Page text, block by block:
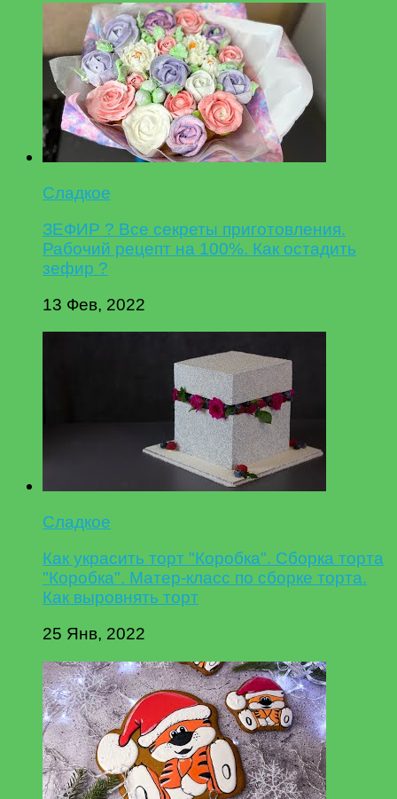
Сладкое
ЗЕФИР ? Все секреты приготовления.
Рабочий рецепт на 100%. Как остадить
зефир ?
13 Фев, 2022
Сладкое
Как украсить торт "Коробка". Сборка торта
"Коробка". Матер-класс по сборке торта.
Как выровнять торт
25 Янв, 2022